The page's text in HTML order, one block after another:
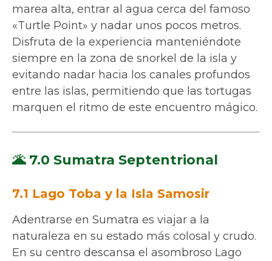
marea alta, entrar al agua cerca del famoso
«Turtle Point» y nadar unos pocos metros.
Disfruta de la experiencia manteniéndote
siempre en la zona de snorkel de la isla y
evitando nadar hacia los canales profundos
entre las islas, permitiendo que las tortugas
marquen el ritmo de este encuentro mágico.
🌋 7.0 Sumatra Septentrional
7.1 Lago Toba y la Isla Samosir
Adentrarse en Sumatra es viajar a la
naturaleza en su estado más colosal y crudo.
En su centro descansa el asombroso Lago